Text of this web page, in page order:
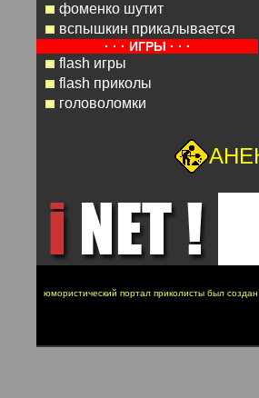
фоменко шутит
вспышкин прикалывается
· · · ИГРЫ · · ·
flash игры
flash приколы
головоломки
юмористический портал приколисты был